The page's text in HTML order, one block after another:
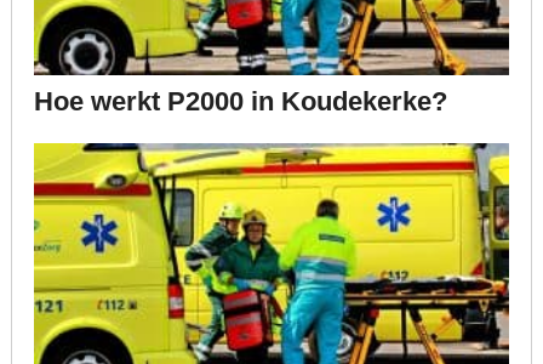
Hoe werkt P2000 in Koudekerke?